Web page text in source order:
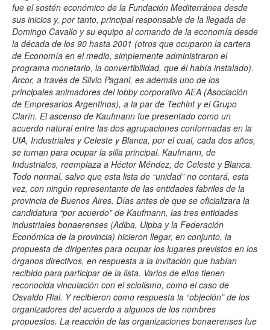
fue el sostén económico de la Fundación Mediterránea desde
sus inicios y, por tanto, principal responsable de la llegada de
Domingo Cavallo y su equipo al comando de la economía desde
la década de los 90 hasta 2001 (otros que ocuparon la cartera
de Economía en el medio, simplemente administraron el
programa monetario, la convertibilidad, que él había instalado).
Arcor, a través de Silvio Pagani, es además uno de los
principales animadores del lobby corporativo AEA (Asociación
de Empresarios Argentinos), a la par de Techint y el Grupo
Clarín. El ascenso de Kaufmann fue presentado como un
acuerdo natural entre las dos agrupaciones conformadas en la
UIA, Industriales y Celeste y Blanca, por el cual, cada dos años,
se turnan para ocupar la silla principal. Kaufmann, de
Industriales, reemplaza a Héctor Méndez, de Celeste y Blanca.
Todo normal, salvo que esta lista de “unidad” no contará, esta
vez, con ningún representante de las entidades fabriles de la
provincia de Buenos Aires. Días antes de que se oficializara la
candidatura “por acuerdo” de Kaufmann, las tres entidades
industriales bonaerenses (Adiba, Uipba y la Federación
Económica de la provincia) hicieron llegar, en conjunto, la
propuesta de dirigentes para ocupar los lugares previstos en los
órganos directivos, en respuesta a la invitación que habían
recibido para participar de la lista. Varios de ellos tienen
reconocida vinculación con el sciolismo, como el caso de
Osvaldo Rial. Y recibieron como respuesta la “objeción” de los
organizadores del acuerdo a algunos de los nombres
propuestos. La reacción de las organizaciones bonaerenses fue